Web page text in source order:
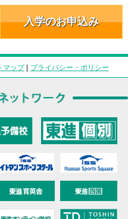
入学のお申込み
マップ| プライバシー・ポリシー